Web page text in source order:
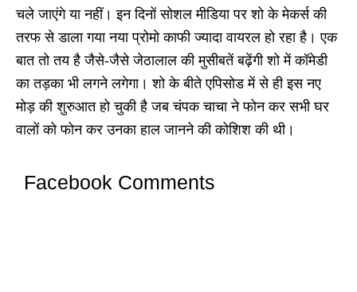
चले जाएंगे या नहीं। इन दिनों सोशल मीडिया पर शो के मेकर्स की
तरफ से डाला गया नया प्रोमो काफी ज्यादा वायरल हो रहा है। एक
बात तो तय है जैसे-जैसे जेठालाल की मुसीबतें बढ़ेंगी शो में कॉमेडी
का तड़का भी लगने लगेगा। शो के बीते एपिसोड में से ही इस नए
मोड़ की शुरुआत हो चुकी है जब चंपक चाचा ने फोन कर सभी घर
वालों को फोन कर उनका हाल जानने की कोशिश की थी।
Facebook Comments